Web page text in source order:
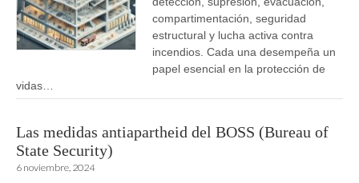
compartimentación, seguridad
estructural y lucha activa contra
incendios. Cada una desempeña un
papel esencial en la protección de
vidas…
Las medidas antiapartheid del BOSS (Bureau of
State Security)
6 noviembre, 2024